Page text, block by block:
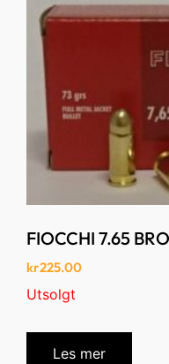
FIOCCHI 7.65
kr225.00
Utsolgt
Les mer